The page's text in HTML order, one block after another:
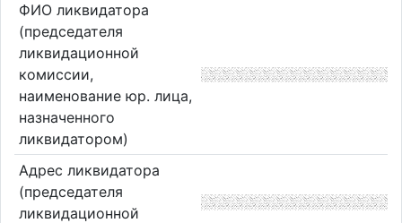
ФИО ликвидатора
(председателя
ликвидационной
комиссии,
наименование юр. лица,
назначенного
ликвидатором)
Адрес ликвидатора
(председателя
ликвидационной